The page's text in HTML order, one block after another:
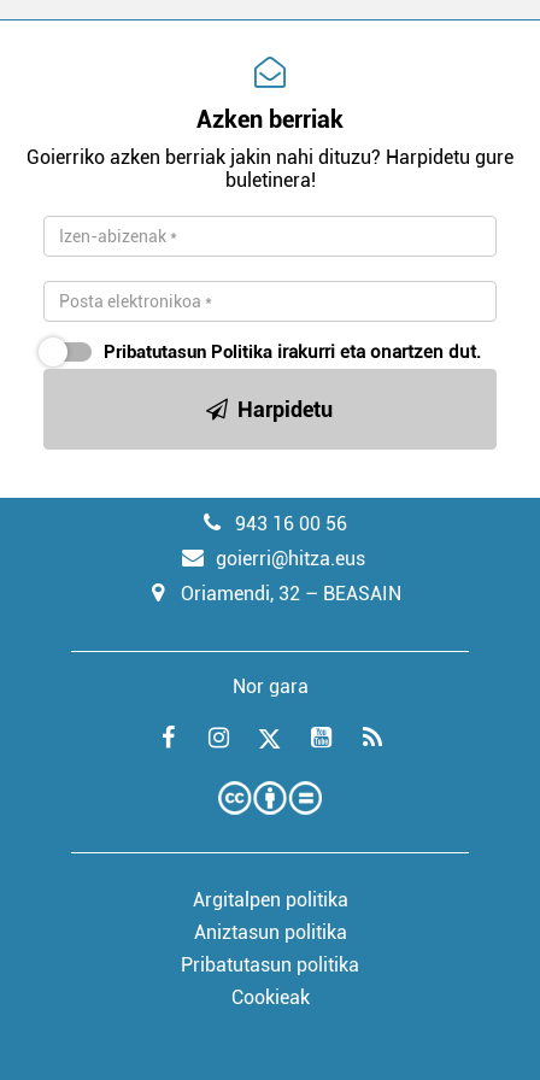
Azken berriak
Goierriko azken berriak jakin nahi dituzu? Harpidetu gure
buletinera!
Pribatutasun Politika irakurri eta onartzen dut.
Harpidetu
943 16 00 56
goierri@hitza.eus
Oriamendi, 32 – BEASAIN
Nor gara
Argitalpen politika
Aniztasun politika
Pribatutasun politika
Cookieak